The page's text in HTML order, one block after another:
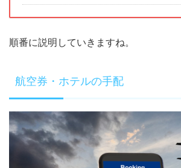
順番に説明していきますね。
航空券・ホテルの手配